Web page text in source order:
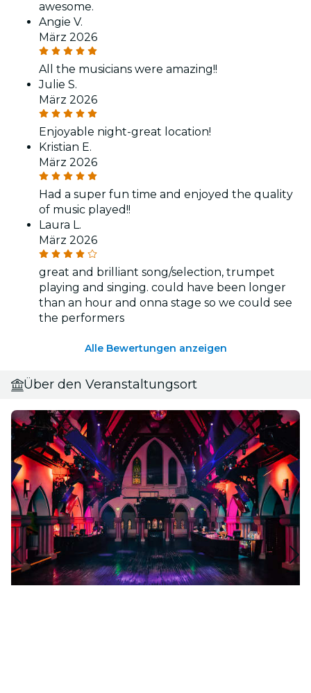
awesome.
Angie V.
März 2026
All the musicians were amazing!!
Julie S.
März 2026
Enjoyable night-great location!
Kristian E.
März 2026
Had a super fun time and enjoyed the quality
of music played!!
Laura L.
März 2026
great and brilliant song/selection, trumpet
playing and singing. could have been longer
than an hour and onna stage so we could see
the performers
Alle Bewertungen anzeigen
Über den Veranstaltungsort